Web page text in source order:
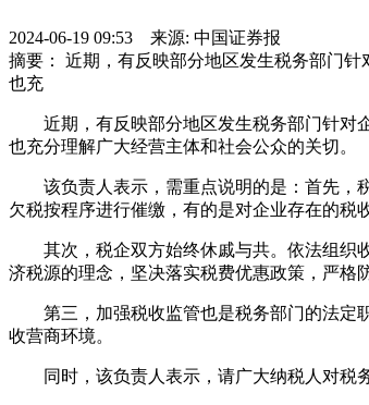
2024-06-19 09:53 来源: 中国证券报
摘要： 近期，有反映部分地区发生税务部门
也充
近期，有反映部分地区发生税务部门针对企
也充分理解广大经营主体和社会公众的关切。
该负责人表示，需重点说明的是：首先，税
欠税按程序进行催缴，有的是对企业存在的税
其次，税企双方始终休戚与共。依法组织收
济税源的理念，坚决落实税费优惠政策，严格
第三，加强税收监管也是税务部门的法定职
收营商环境。
同时，该负责人表示，请广大纳税人对税务